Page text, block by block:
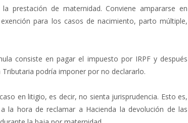
prestación de maternidad. Conviene ampararse en
para los casos de nacimiento, parto múltiple,
consiste en pagar el impuesto por IRPF y después
podría imponer por no declararlo.
en litigio, es decir, no sienta jurisprudencia. Esto es,
la hora de reclamar a Hacienda la devolución de las